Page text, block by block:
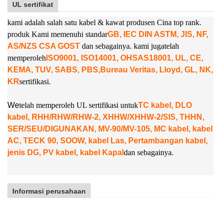
UL sertifikat
kami adalah salah satu kabel & kawat produsen Cina top rank.
produk Kami memenuhi standarGB, IEC DIN ASTM, JIS, NF,
AS/NZS CSA GOST dan sebagainya. kami jugatelah
memperoleh ISO9001, ISO14001, OHSAS18001, UL, CE,
KEMA, TUV, SABS, PBS,Bureau Veritas, Lloyd, GL, NK,
KRsertifikasi.
Wetelah memperoleh UL sertifikasi untukTC kabel, DLO
kabel, RHH/RHW/RHW-2, XHHW/XHHW-2/SIS, THHN,
SER/SEU/DIGUNAKAN, MV-90/MV-105, MC kabel, kabel
AC, TECK 90, SOOW, kabel Las, Pertambangan kabel,
jenis DG, PV kabel, kabel Kapal dan sebagainya.
Informasi perusahaan